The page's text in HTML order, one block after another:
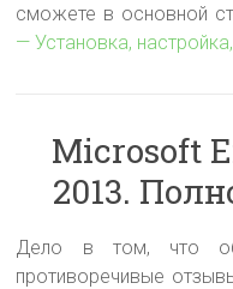
сможете в основной
— Установка,
Microsoft
2013.
Дело в том, что
противоречивые